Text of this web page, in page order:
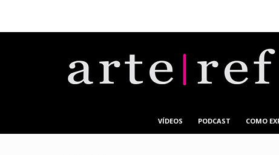
VÍDEOS PODCAST COMO